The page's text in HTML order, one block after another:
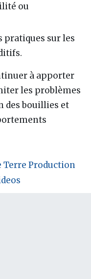
ou
pratiques sur les
à apporter
les problèmes
des bouillies et
Terre Production